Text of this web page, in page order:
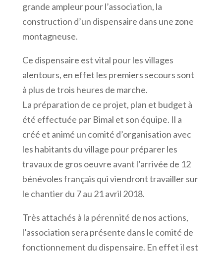
grande ampleur pour l’association, la
construction d’un dispensaire dans une zone
montagneuse.
Ce dispensaire est vital pour les villages
alentours, en effet les premiers secours sont
à plus de trois heures de marche.
La préparation de ce projet, plan et budget à
été effectuée par Bimal et son équipe. Il a
créé et animé un comité d’organisation avec
les habitants du village pour préparer les
travaux de gros oeuvre avant l’arrivée de 12
bénévoles français qui viendront travailler sur
le chantier du 7 au 21 avril 2018.
Très attachés à la pérennité de nos actions,
l’association sera présente dans le comité de
fonctionnement du dispensaire. En effet il est